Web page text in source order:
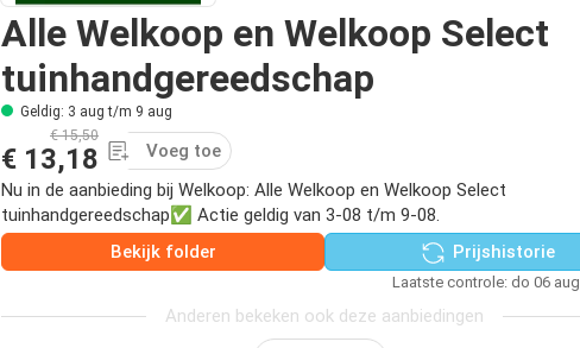
Alle Welkoop en Welkoop Select
tuinhandgereedschap
Geldig: 3 aug t/m 9 aug
€ 15,50
€ 13,18
Voeg toe
Nu in de aanbieding bij Welkoop: Alle Welkoop en Welkoop Select
tuinhandgereedschap✅ Actie geldig van 3-08 t/m 9-08.
Bekijk folder
Prijshistorie
Laatste controle: do 06 aug
Anderen bekeken ook deze aanbiedingen